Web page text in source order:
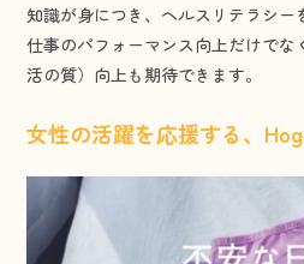
知識が身につき、ヘルスリテラシー
仕事のパフォーマンス向上だけで
活の質）向上も期待できます。
女性の活躍を応援する、